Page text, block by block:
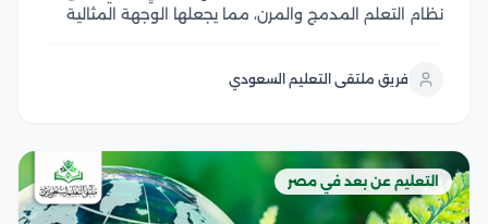
نظام التعلم المدمج والمرن، مما يجعلها الوجهة المثالية
المهنيين والباحثين، من خلال تقديم برامج دراسات...
فريق ملتقى التعليم السعودي
التعليم عن بعد في مصر